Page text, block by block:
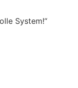
System!“